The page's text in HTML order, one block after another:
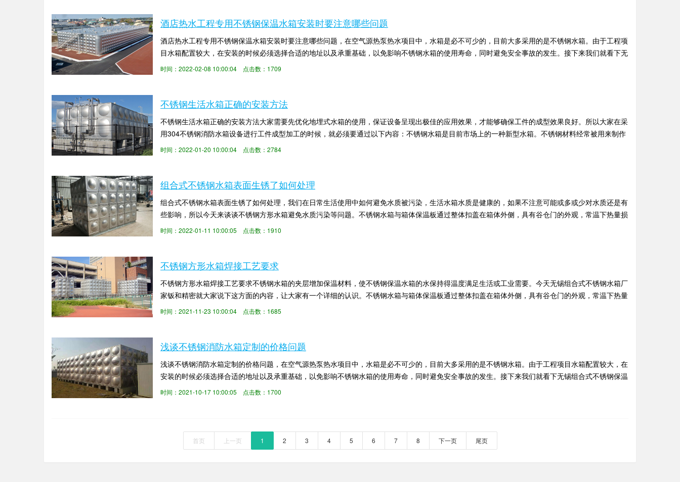
酒店热水工程专用不锈钢保温水箱安装时要注意哪些问题
酒店热水工程专用不锈钢保温水箱安装时要注意哪些问题，在空气源热泵热水项目中，水箱是必不可少的，目前大多采用的是不锈钢水箱。由于工程项
目水箱配置较大，在安装的时候必须选择合适的地址以及承重基础，以免影响不锈钢水箱的使用寿命，同时避免安全事故的发生。接下来我们就看下无
锡不锈钢保温水箱厂家钣和精密是怎么介...
时间：2022-02-08 10:00:04 点击数：1709
不锈钢生活水箱正确的安装方法
不锈钢生活水箱正确的安装方法大家需要先优化地埋式水箱的使用，保证设备呈现出极佳的应用效果，才能够确保工件的成型效果良好。所以大家在采
用304不锈钢消防水箱设备进行工件成型加工的时候，就必须要通过以下内容：不锈钢水箱是目前市场上的一种新型水箱。不锈钢材料经常被用来制作
各种生活必需品。不锈钢水箱各部分采...
时间：2022-01-20 10:00:04 点击数：2784
组合式不锈钢水箱表面生锈了如何处理
组合式不锈钢水箱表面生锈了如何处理，我们在日常生活使用中如何避免水质被污染，生活水箱水质是健康的，如果不注意可能或多或少对水质还是有
些影响，所以今天来谈谈不锈钢方形水箱避免水质污染等问题。不锈钢水箱与箱体保温板通过整体扣盖在箱体外侧，具有谷仓门的外观，常温下热量损
失小。外层由不锈钢板、镀锌板等材料制...
时间：2022-01-11 10:00:05 点击数：1910
不锈钢方形水箱焊接工艺要求
不锈钢方形水箱焊接工艺要求不锈钢水箱的夹层增加保温材料，使不锈钢保温水箱的水保持得温度满足生活或工业需要。今天无锡组合式不锈钢水箱厂
家钣和精密就大家说下这方面的内容，让大家有一个详细的认识。不锈钢水箱与箱体保温板通过整体扣盖在箱体外侧，具有谷仓门的外观，常温下热量
损失小。外层由不锈钢板、镀锌板等材料...
时间：2021-11-23 10:00:04 点击数：1685
浅谈不锈钢消防水箱定制的价格问题
浅谈不锈钢消防水箱定制的价格问题，在空气源热泵热水项目中，水箱是必不可少的，目前大多采用的是不锈钢水箱。由于工程项目水箱配置较大，在
安装的时候必须选择合适的地址以及承重基础，以免影响不锈钢水箱的使用寿命，同时避免安全事故的发生。接下来我们就看下无锡组合式不锈钢保温
水箱价格厂家钣和精密是怎么介绍的吧。...
时间：2021-10-17 10:00:05 点击数：1700
首页 上一页 1 2 3 4 5 6 7 8 下一页 尾页